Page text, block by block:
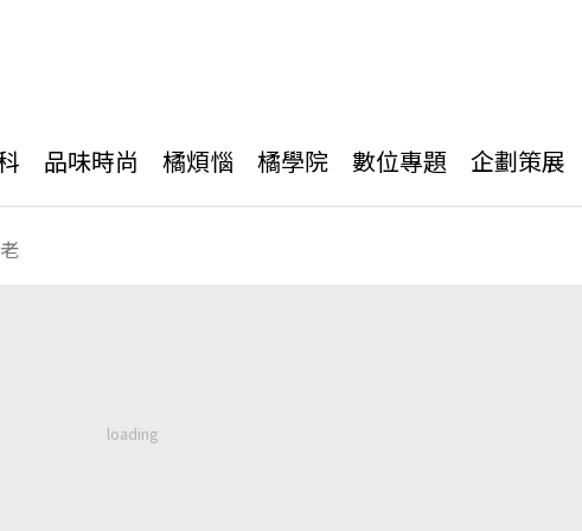
品味時尚 橘煩惱 橘學院 數位專題 企劃策展